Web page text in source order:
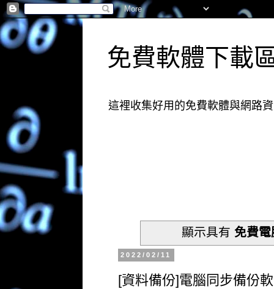
免費軟體下載
這裡收集好用的免費軟體與網路
顯示具有免費電
2022/02/11
[資料備份]電腦同步備份